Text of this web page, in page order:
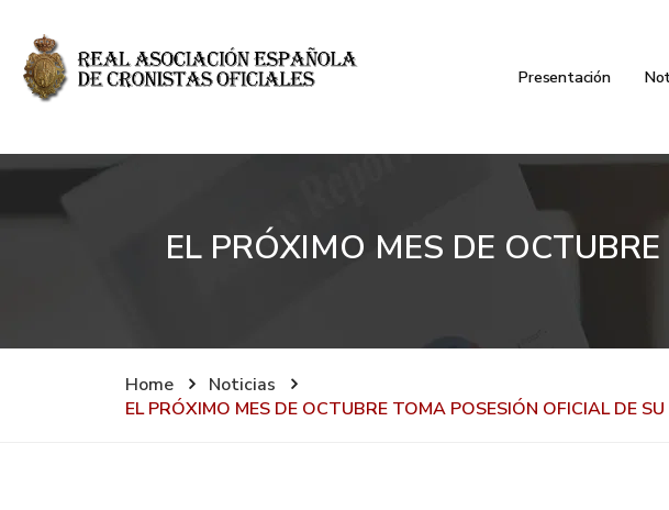
Presentación
EL PRÓXIMO MES DE
Home
Noticias
EL PRÓXIMO MES DE OCTUBRE TOMA POSESIÓN OFICIAL DE